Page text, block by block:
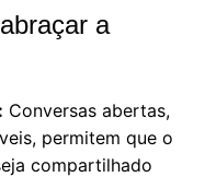
a
Conversas abertas,
permitem que o
compartilhado